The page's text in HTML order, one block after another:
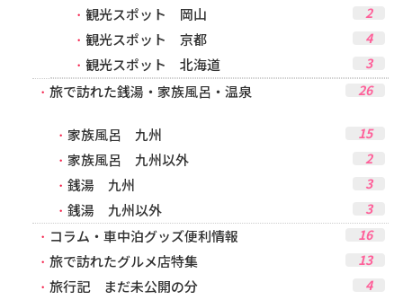
観光スポット 岡山 2
観光スポット 京都 4
観光スポット 北海道 3
旅で訪れた銭湯・家族風呂・温泉 26
家族風呂 九州 15
家族風呂 九州以外 2
銭湯 九州 3
銭湯 九州以外 3
コラム・車中泊グッズ便利情報 16
旅で訪れたグルメ店特集 13
旅行記 まだ未公開の分 4